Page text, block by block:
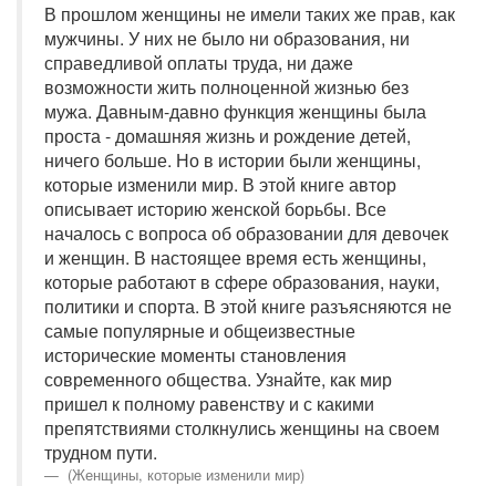
В прошлом женщины не имели таких же прав, как
мужчины. У них не было ни образования, ни
справедливой оплаты труда, ни даже
возможности жить полноценной жизнью без
мужа. Давным-давно функция женщины была
проста - домашняя жизнь и рождение детей,
ничего больше. Но в истории были женщины,
которые изменили мир. В этой книге автор
описывает историю женской борьбы. Все
началось с вопроса об образовании для девочек
и женщин. В настоящее время есть женщины,
которые работают в сфере образования, науки,
политики и спорта. В этой книге разъясняются не
самые популярные и общеизвестные
исторические моменты становления
современного общества. Узнайте, как мир
пришел к полному равенству и с какими
препятствиями столкнулись женщины на своем
трудном пути.
(Женщины, которые изменили мир)